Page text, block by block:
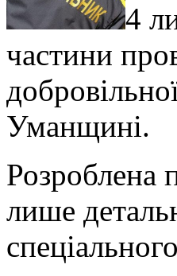
4
частини
Уманщині.
Розроблена
лише